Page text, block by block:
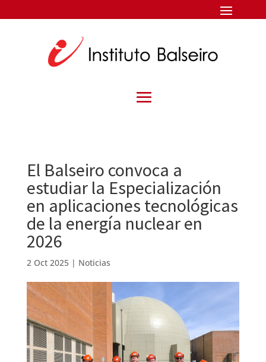
El Balseiro convoca a
estudiar la Especialización
en aplicaciones tecnológicas
de la energía nuclear en
2026
2 Oct 2025| Noticias